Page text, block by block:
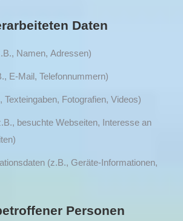
Daten
Namen, Adressen)
E-Mail, Telefonnummern)
Texteingaben, Fotografien, Videos)
besuchte Webseiten, Interesse an
(z.B., Geräte-Informationen,
Personen